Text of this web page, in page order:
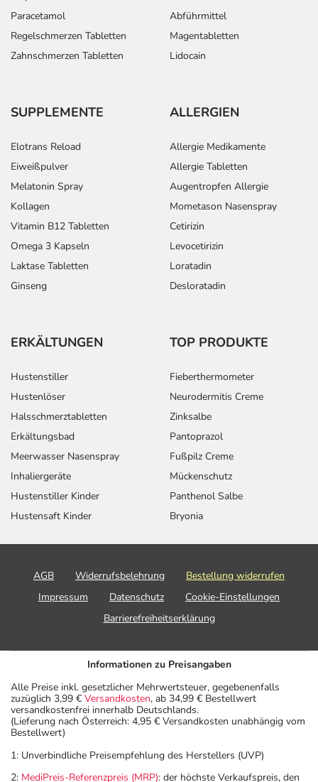
Paracetamol
Regelschmerzen Tabletten
Zahnschmerzen Tabletten
Abführmittel
Magentabletten
Lidocain
SUPPLEMENTE
Elotrans Reload
Eiweißpulver
Melatonin Spray
Kollagen
Vitamin B12 Tabletten
Omega 3 Kapseln
Laktase Tabletten
Ginseng
ALLERGIEN
Allergie Medikamente
Allergie Tabletten
Augentropfen Allergie
Mometason Nasenspray
Cetirizin
Levocetirizin
Loratadin
Desloratadin
ERKÄLTUNGEN
Hustenstiller
Hustenlöser
Halsschmerztabletten
Erkältungsbad
Meerwasser Nasenspray
Inhaliergeräte
Hustenstiller Kinder
Hustensaft Kinder
TOP PRODUKTE
Fieberthermometer
Neurodermitis Creme
Zinksalbe
Pantoprazol
Fußpilz Creme
Mückenschutz
Panthenol Salbe
Bryonia
AGB Widerrufsbelehrung
Bestellung widerrufen
Impressum
Datenschutz
Cookie-Einstellungen
Barrierefreiheitserklärung
Informationen zu Preisangaben
Alle Preise inkl. gesetzlicher Mehrwertsteuer, gegebenenfalls
zuzüglich 3,99 € Versandkosten, ab 34,99 € Bestellwert
versandkostenfrei innerhalb Deutschlands.
(Lieferung nach Österreich: 4,95 € Versandkosten unabhängig vom
Bestellwert)
1: Unverbindliche Preisempfehlung des Herstellers (UVP)
2: MediPreis-Referenzpreis (MRP): der höchste Verkaufspreis, den